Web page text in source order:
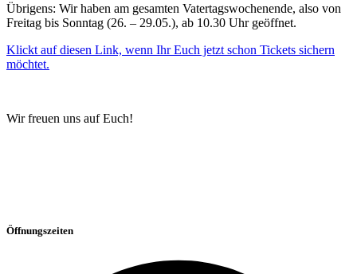
Übrigens: Wir haben am gesamten Vatertagswochenende, also von
Freitag bis Sonntag (26. – 29.05.), ab 10.30 Uhr geöffnet.
Klickt auf diesen Link, wenn Ihr Euch jetzt schon Tickets sichern
möchtet.
Wir freuen uns auf Euch!
Öffnungszeiten